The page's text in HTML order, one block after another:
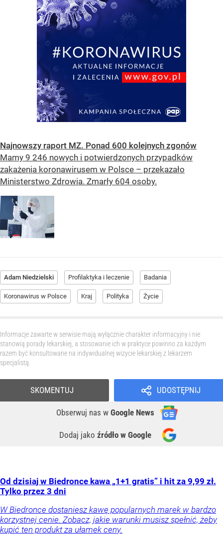
Najnowszy raport MZ. Ponad 600 kolejnych zgonów
Mamy 9 246 nowych i potwierdzonych przypadków
zakażenia koronawirusem w Polsce – przekazało
Ministerstwo Zdrowia. Zmarły 604 osoby.
Adam Niedzielski Profilaktyka i leczenie Badania
Koronawirus w Polsce Kraj Polityka Życie
Informacje zawarte w serwisie mają wyłącznie charakter informacyjny i nie
stanowią porady lekarskiej, a stosowanie ich w praktyce powinno za każdym
razem być konsultowane na indywidualnej wizycie lekarskiej z lekarzem
specjalistą.
UDOSTĘPNIJ
Obserwuj nas w Google News
Dodaj jako źródło w Google
SKOMENTUJ
Od dzisiaj w Biedronce kawa „1+1 gratis” i hit za 9,99 zł.
Tylko przez 3 dni
W Biedronce dostaniesz kawę popularnych marek w bardzo
korzystnej cenie. Zobacz, jakie warunki musisz spełnić, żeby
kupić ten produkt za ułamek ceny.